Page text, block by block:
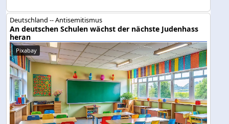
Deutschland -- Antisemitismus
An deutschen Schulen wächst der nächste Judenhass
heran
Pixabay